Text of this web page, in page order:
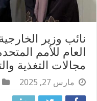
نائب وزير
العام للأمم
مجالات التغذية
مارس 27, 2025